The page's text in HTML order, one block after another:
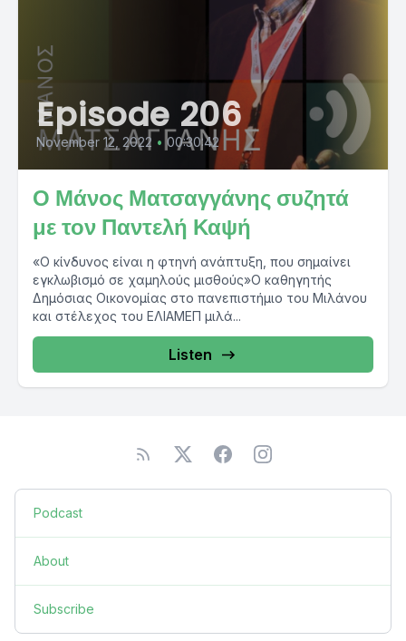
Episode 206
November 12, 2022 • 00:30:42
Ο Μάνος Ματσαγγάνης συζητά
με τον Παντελή Καψή
«Ο κίνδυνος είναι η φτηνή ανάπτυξη, που σημαίνει
εγκλωβισμό σε χαμηλούς μισθούς»Ο καθηγητής
Δημόσιας Οικονομίας στο πανεπιστήμιο του Μιλάνου
και στέλεχος του ΕΛΙΑΜΕΠ μιλά...
Listen
Podcast
About
Subscribe